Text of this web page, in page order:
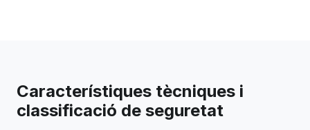
Característiques tècniques i
classificació de seguretat